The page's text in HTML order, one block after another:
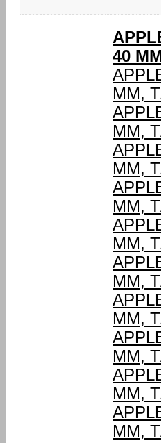
40
MM,
MM,
MM,
MM,
MM,
MM,
MM,
MM,
MM,
MM,